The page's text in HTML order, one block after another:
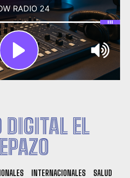
DIGITAL EL
INTERNACIONALES
SALUD